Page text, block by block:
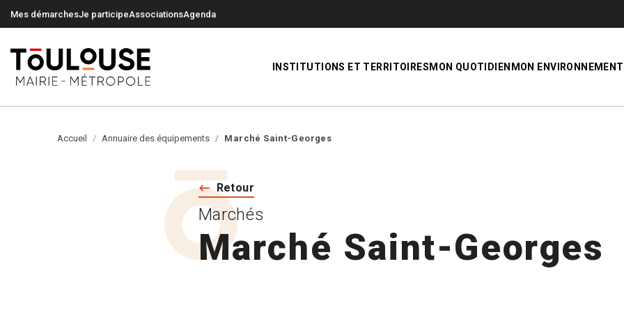
Mes démarchesJe participeAssociationsAgenda
INSTITUTIONS ET TERRITOIRES MON QUOTIDIEN MON ENVIRONNEMENT
Accueil Annuaire des équipements Marché Saint-Georges
Retour
Marché Saint-Georges
Marchés